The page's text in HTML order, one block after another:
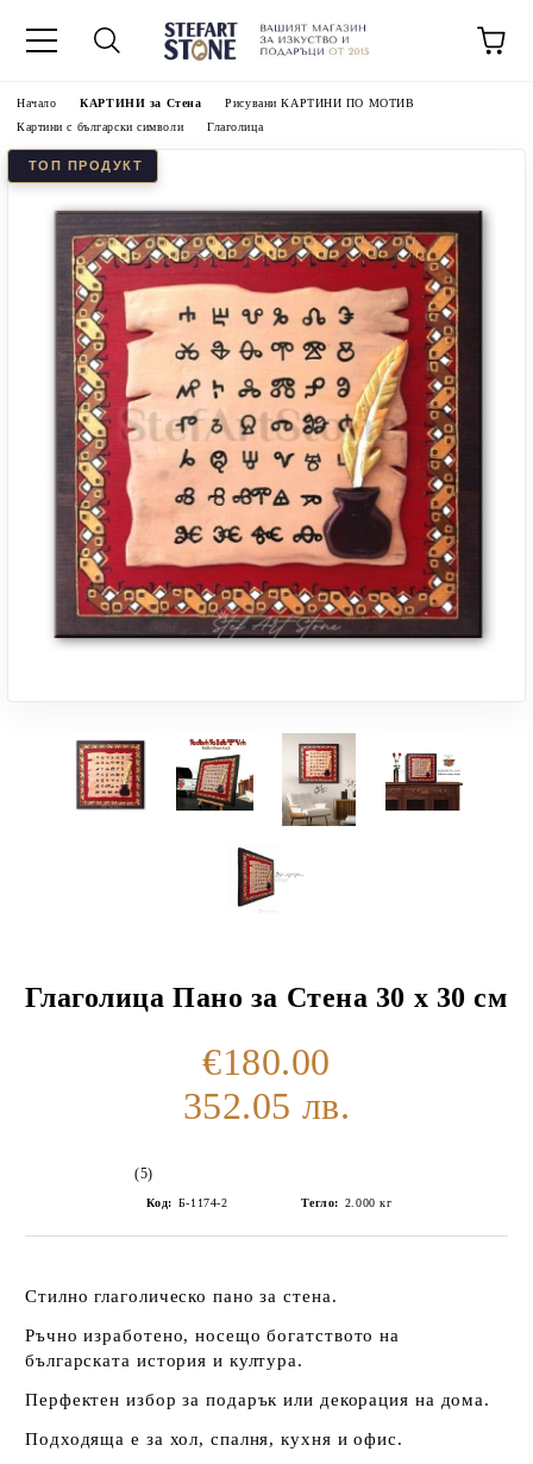
Начало КАРТИНИ за Стена
Рисувани КАРТИНИ ПО МОТИВ
Картини с български символи
Глаголица
Глаголица Пано за Стена 30 х 30 см
€180.00
352.05 лв.
(5)
Код: Б-1174-2 Тегло: 2.000 кг
Стилно глаголическо пано за стена.
Ръчно изработено, носещо богатството на
българската история и култура.
Перфектен избор за подарък или декорация на дома.
Подходяща е за хол, спалня, кухня и офис.